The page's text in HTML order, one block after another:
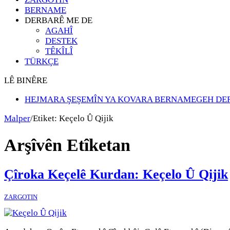
BERNAME
DERBARÊ ME DE
AGAHÎ
DESTEK
TÊKÎLÎ
TÜRKÇE
LÊ BINÊRE
HEJMARA ŞEŞEMÎN YA KOVARA BERNAMEGEH
Malper/Etiket: Keçelo Û Qijik
Arşîvên Etîketan
Çîroka Keçelê Kurdan: Keçelo Û Qijik
ZARGOTIN